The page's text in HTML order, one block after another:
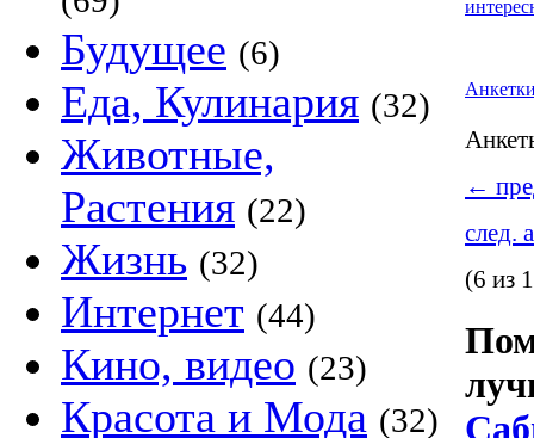
Будущее (6)
Еда, Кулинария (32)
Животные,
Растения (22)
Жизнь (32)
Интернет (44)
Кино, видео (23)
Красота и Мода (32)
←
след.
(6 из